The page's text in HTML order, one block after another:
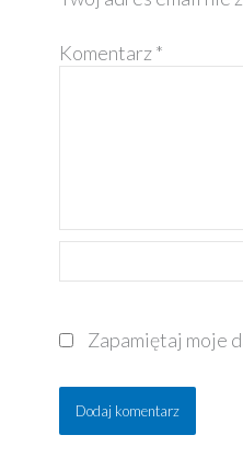
Komentarz*
Zapamiętaj moje